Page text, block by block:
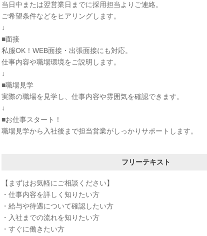
当日中または翌営業日までに採用担当よりご連絡。
ご希望条件などをヒアリングします。
↓
■面接
私服OK！WEB面接・出張面接にも対応。
仕事内容や職場環境をご説明します。
↓
■職場見学
実際の職場を見学し、仕事内容や雰囲気を確認できます。
↓
■お仕事スタート！
職場見学から入社後まで担当営業がしっかりサポートします。
フリーテキスト
【まずはお気軽にご相談ください】
・仕事内容を詳しく知りたい方
・給与や待遇について確認したい方
・入社までの流れを知りたい方
・すぐに働きたい方